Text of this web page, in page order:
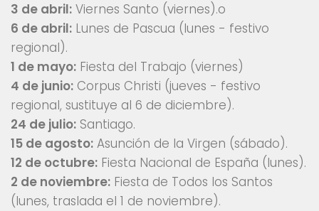
3 de abril: Viernes Santo (viernes).o
6 de abril: Lunes de Pascua (lunes - festivo
regional).
1 de mayo: Fiesta del Trabajo (viernes)
4 de junio: Corpus Christi (jueves - festivo
regional, sustituye al 6 de diciembre).
24 de julio: Santiago.
15 de agosto: Asunción de la Virgen (sábado).
12 de octubre: Fiesta Nacional de España (lunes).
2 de noviembre: Fiesta de Todos los Santos
(lunes, traslada el 1 de noviembre).